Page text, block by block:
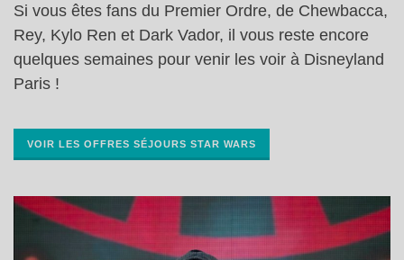
Si vous êtes fans du Premier Ordre, de Chewbacca,
Rey, Kylo Ren et Dark Vador, il vous reste encore
quelques semaines pour venir les voir à Disneyland
Paris !
VOIR LES OFFRES SÉJOURS STAR WARS